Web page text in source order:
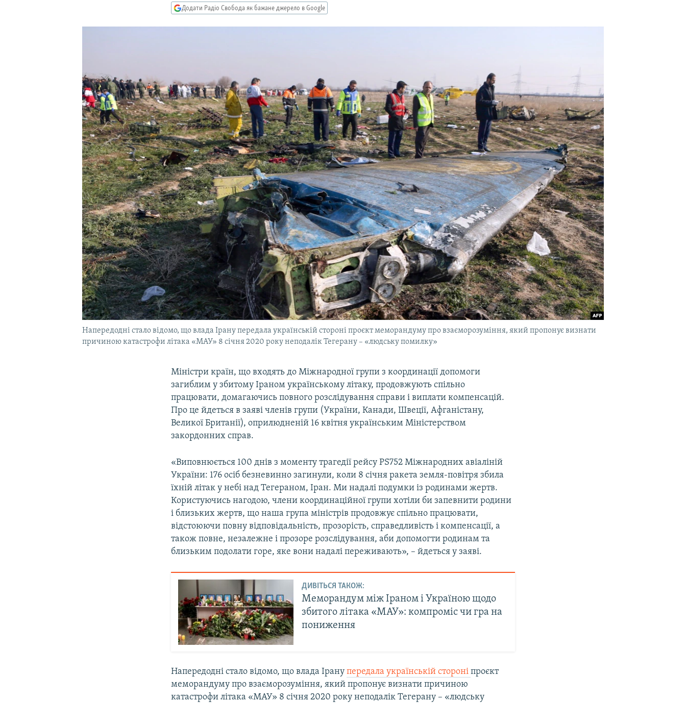
Додати Радіо Свобода як бажане джерело в Google
Напередодні стало відомо, що влада Ірану передала українській стороні проєкт меморандуму про взаєморозуміння, який пропонує визнати
причиною катастрофи літака «МАУ» 8 січня 2020 року неподалік Тегерану – «людську помилку»
Міністри країн, що входять до Міжнародної групи з координації допомоги
загиблим у збитому Іраном українському літаку, продовжують спільно
працювати, домагаючись повного розслідування справи і виплати компенсацій.
Про це йдеться в заяві членів групи (України, Канади, Швеції, Афганістану,
Великої Британії), оприлюдненій 16 квітня українським Міністерством
закордонних справ.
«Виповнюється 100 днів з моменту трагедії рейсу PS752 Міжнародних авіаліній
України: 176 осіб безневинно загинули, коли 8 січня ракета земля-повітря збила
їхній літак у небі над Тегераном, Іран. Ми надалі подумки із родинами жертв.
Користуючись нагодою, члени координаційної групи хотіли би запевнити родини
і близьких жертв, що наша група міністрів продовжує спільно працювати,
відстоюючи повну відповідальність, прозорість, справедливість і компенсації, а
також повне, незалежне і прозоре розслідування, аби допомогти родинам та
близьким подолати горе, яке вони надалі переживають», – йдеться у заяві.
ДИВІТЬСЯ ТАКОЖ:
Меморандум між Іраном і Україною щодо
збитого літака «МАУ»: компроміс чи гра на
пониження
Напередодні стало відомо, що влада Іранупередала українській стороніпроєкт
меморандуму про взаєморозуміння, який пропонує визнати причиною
катастрофи літака «МАУ» 8 січня 2020 року неподалік Тегерану – «людську